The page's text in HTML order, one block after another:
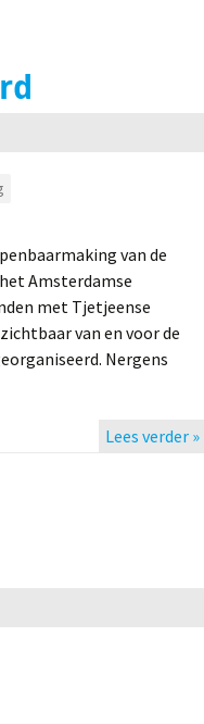
van de
Amsterdamse
met Tjetjeense
van en voor de
Nergens
Lees verder »